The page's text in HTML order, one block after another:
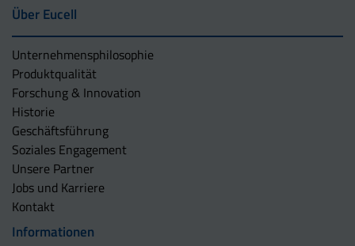
Über Eucell
Unternehmens­philosophie
Produktqualität
Forschung & Innovation
Historie
Geschäftsführung
Soziales Engagement
Unsere Partner
Jobs und Karriere
Kontakt
Informationen